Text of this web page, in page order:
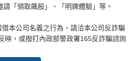
「領取飆股」、「明牌體驗」等。
本公司名義之行為，請洽本公司反詐騙
映，或撥打內政部警政署165反詐騙諮詢